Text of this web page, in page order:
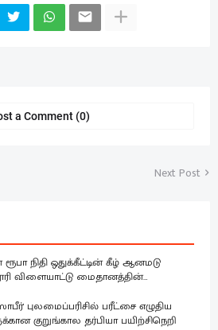
a Comment (0)
Next Post
நிதி ஒதுக்கீட்டின் கீழ் ஆனமடு
விளையாட்டு மைதானத்தின்
பணிகள் ஆரம்பம்.
புலமைப்பரிசில் பரீட்சை எழுதிய
குறுங்கால தர்பியா பயிற்சிநெறி